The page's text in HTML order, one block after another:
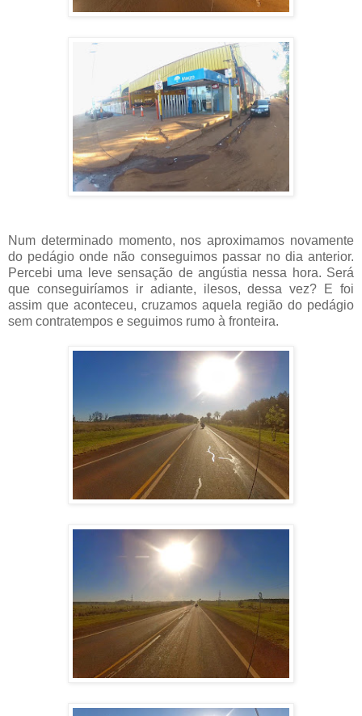
Num determinado momento, nos aproximamos novamente
do pedágio onde não conseguimos passar no dia anterior.
Percebi uma leve sensação de angústia nessa hora. Será
que conseguiríamos ir adiante, ilesos, dessa vez? E foi
assim que aconteceu, cruzamos aquela região do pedágio
sem contratempos e seguimos rumo à fronteira.